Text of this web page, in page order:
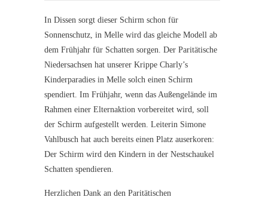
In Dissen sorgt dieser Schirm schon für
Sonnenschutz, in Melle wird das gleiche Modell ab
dem Frühjahr für Schatten sorgen. Der Paritätische
Niedersachsen hat unserer Krippe Charly’s
Kinderparadies in Melle solch einen Schirm
spendiert. Im Frühjahr, wenn das Außengelände im
Rahmen einer Elternaktion vorbereitet wird, soll
der Schirm aufgestellt werden. Leiterin Simone
Vahlbusch hat auch bereits einen Platz auserkoren:
Der Schirm wird den Kindern in der Nestschaukel
Schatten spendieren.
Herzlichen Dank an den Paritätischen